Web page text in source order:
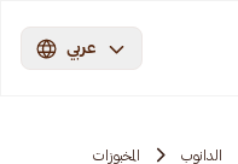
عربي
الدانوب المخبوزات